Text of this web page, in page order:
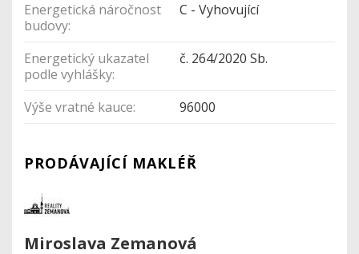
Energetická náročnost
budovy:
C - Vyhovující
Energetický ukazatel
podle vyhlášky:
č. 264/2020 Sb.
Výše vratné kauce: 96000
PRODÁVAJÍCÍ MAKLÉŘ
Miroslava Zemanová